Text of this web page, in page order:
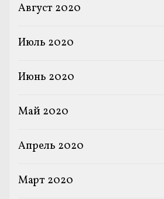
Август 2020
Июль 2020
Июнь 2020
Май 2020
Апрель 2020
Март 2020